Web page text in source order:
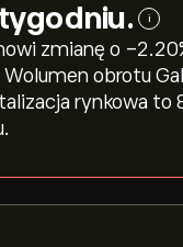
i
zmianę o ‎-
obrotu
rynkowa to